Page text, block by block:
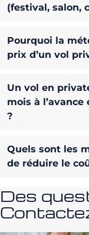
(festival, salon,
Pourquoi la
prix d’un vol
Un vol en
mois à
?
Quels sont les
de réduire le
Des